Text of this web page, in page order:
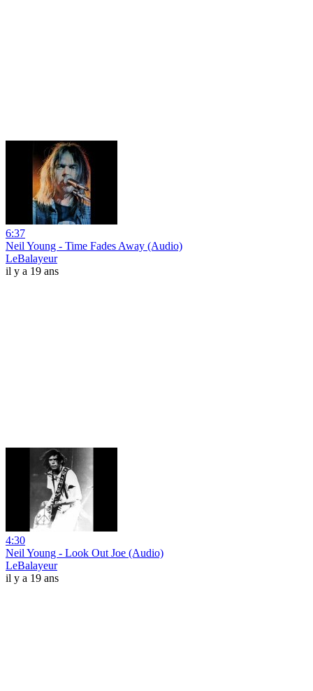
6:37
Neil Young - Time Fades Away (Audio)
LeBalayeur
il y a 19 ans
4:30
Neil Young - Look Out Joe (Audio)
LeBalayeur
il y a 19 ans